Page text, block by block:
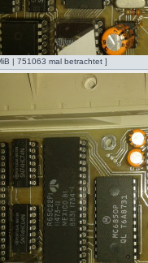
| 751063 mal betrachtet ]